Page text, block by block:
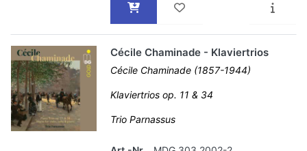
Cécile Chaminade - Klaviertrios
Cécile Chaminade (1857-1944)
Klaviertrios op. 11 & 34
Trio Parnassus